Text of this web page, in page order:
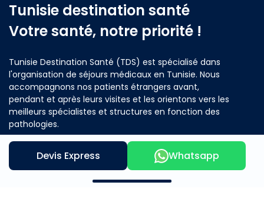
Devis Express Whatsapp
Tunisie destination santé
Votre santé, notre priorité !
Tunisie Destination Santé (TDS) est spécialisé dans
l'organisation de séjours médicaux en Tunisie. Nous
accompagnons nos patients étrangers avant,
pendant et après leurs visites et les orientons vers les
meilleurs spécialistes et structures en fonction des
pathologies.
Contactez nous